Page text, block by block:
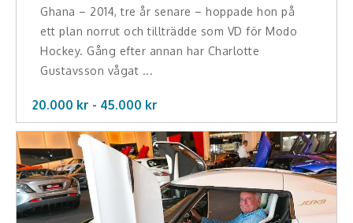
Ghana – 2014, tre år senare – hoppade hon på
ett plan norrut och tillträdde som VD för Modo
Hockey. Gång efter annan har Charlotte
Gustavsson vågat ...
20.000 kr - 45.000 kr